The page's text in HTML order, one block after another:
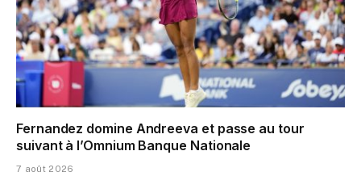
Fernandez domine Andreeva et passe au tour
suivant à l’Omnium Banque Nationale
7 août 2026